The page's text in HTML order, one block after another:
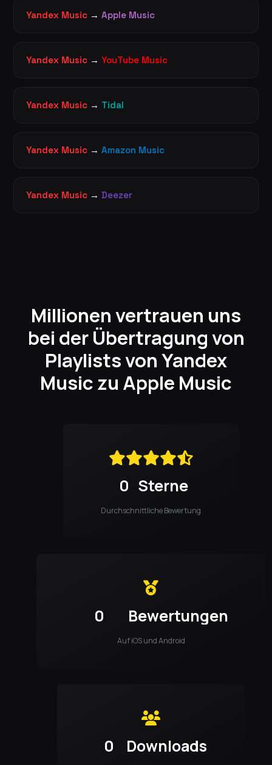
Yandex Music → Apple Music
Yandex Music → YouTube Music
Yandex Music → Tidal
Yandex Music → Amazon Music
Yandex Music → Deezer
Millionen vertrauen uns
bei der Übertragung von
Playlists von Yandex
Music zu Apple Music
0 Sterne
Durchschnittliche Bewertung
0 Bewertungen
Auf iOS und Android
0 Downloads